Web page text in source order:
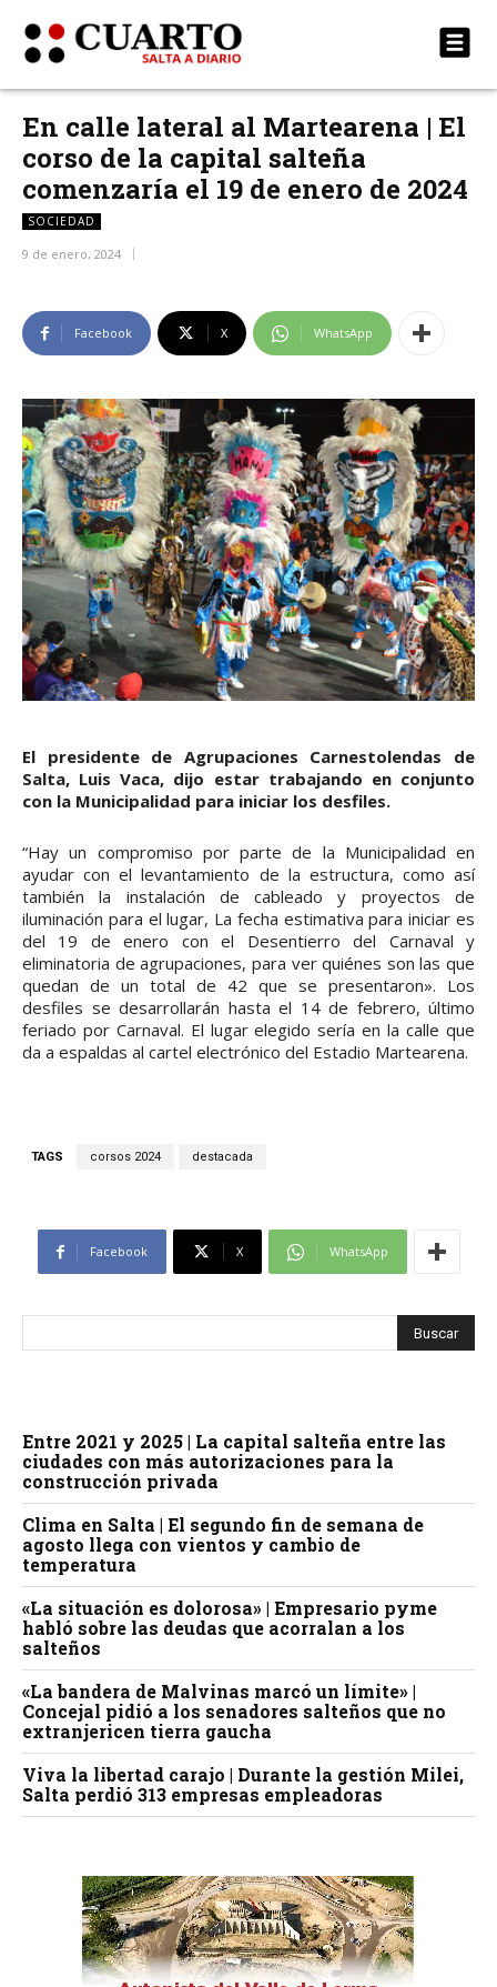
En calle lateral al Martearena | El
corso de la capital salteña
comenzaría el 19 de enero de 2024
SOCIEDAD
9 de enero, 2024
Facebook X WhatsApp
El presidente de Agrupaciones Carnestolendas de
Salta, Luis Vaca, dijo estar trabajando en conjunto
con la Municipalidad para iniciar los desfiles.
“Hay un compromiso por parte de la Municipalidad en
ayudar con el levantamiento de la estructura, como así
también la instalación de cableado y proyectos de
iluminación para el lugar, La fecha estimativa para iniciar es
del 19 de enero con el Desentierro del Carnaval y
eliminatoria de agrupaciones, para ver quiénes son las que
quedan de un total de 42 que se presentaron». Los
desfiles se desarrollarán hasta el 14 de febrero, último
feriado por Carnaval. El lugar elegido sería en la calle que
da a espaldas al cartel electrónico del Estadio Martearena.
TAGS corsos 2024 destacada
Facebook X WhatsApp
Entre 2021 y 2025 | La capital salteña entre las
ciudades con más autorizaciones para la
construcción privada
Clima en Salta | El segundo fin de semana de
agosto llega con vientos y cambio de
temperatura
«La situación es dolorosa» | Empresario pyme
habló sobre las deudas que acorralan a los
salteños
«La bandera de Malvinas marcó un límite» |
Concejal pidió a los senadores salteños que no
extranjericen tierra gaucha
Viva la libertad carajo | Durante la gestión Milei,
Salta perdió 313 empresas empleadoras